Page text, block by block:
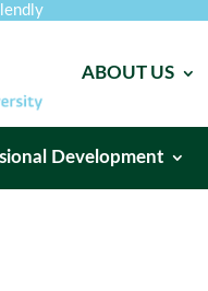
ABOUT US
Development